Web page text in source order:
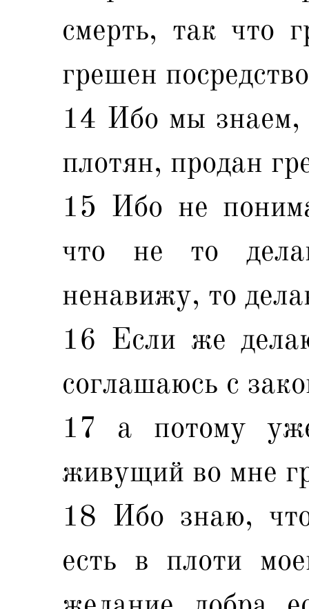
смерть, так что
грешен
14 Ибо мы знаем,
плотян, продан
15 Ибо не
что не то
ненавижу, то
16 Если же
соглашаюсь с
17 а потому
живущий во мне
18 Ибо знаю,
есть в плоти